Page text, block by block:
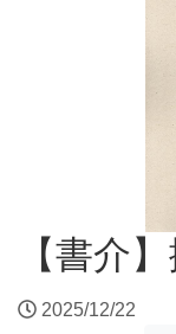
【書介
2025/12/22